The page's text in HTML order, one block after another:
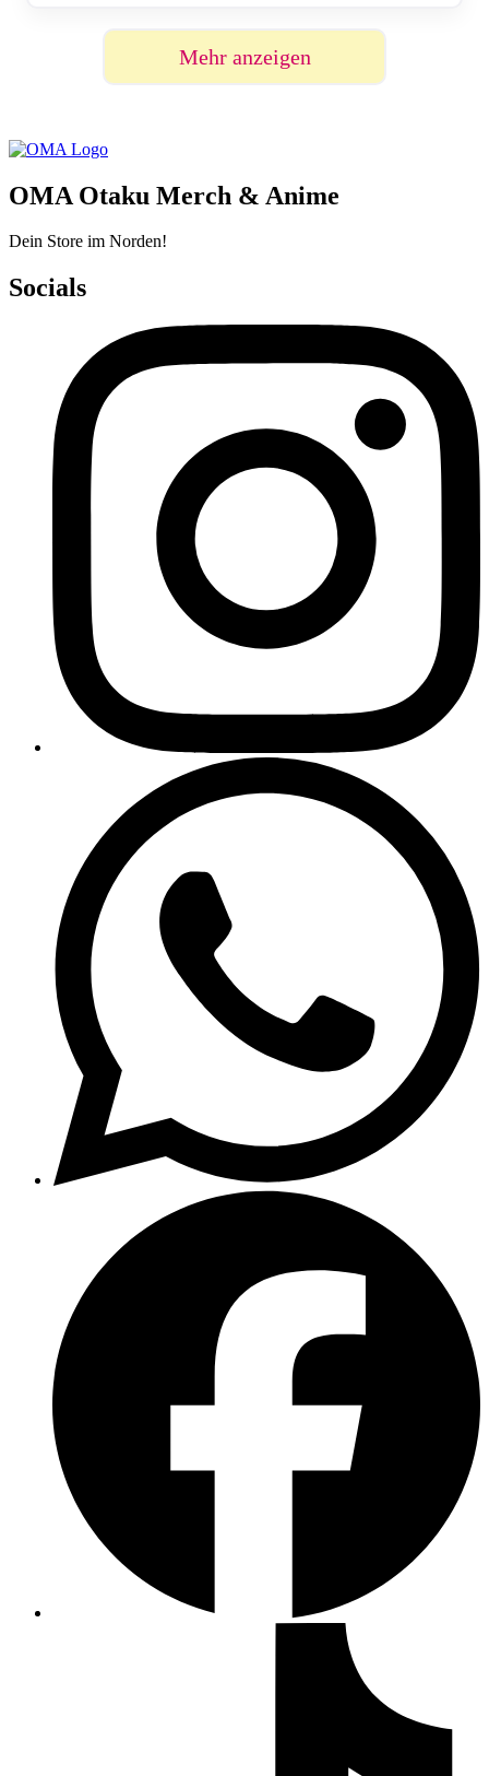
Mehr anzeigen
OMA Otaku Merch & Anime
Dein Store im Norden!
Socials